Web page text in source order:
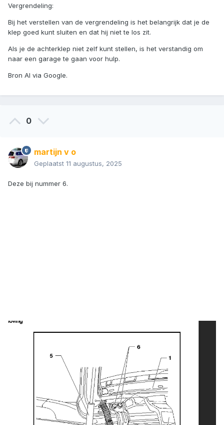
Vergrendeling:
Bij het verstellen van de vergrendeling is het belangrijk dat je de
klep goed kunt sluiten en dat hij niet te los zit.
Als je de achterklep niet zelf kunt stellen, is het verstandig om
naar een garage te gaan voor hulp.
Bron AI via Google.
0
martijn v o
Geplaatst 11 augustus, 2025
Deze bij nummer 6.